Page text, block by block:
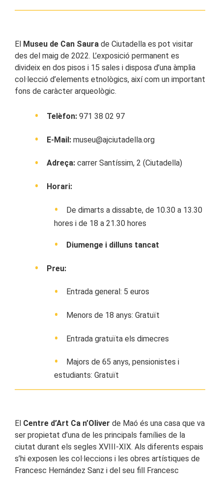
El Museu de Can Saura de Ciutadella es pot visitar
des del maig de 2022. L’exposició permanent es
divideix en dos pisos i 15 sales i disposa d’una àmplia
col·lecció d’elements etnològics, així com un important
fons de caràcter arqueològic.
Telèfon: 971 38 02 97
E-Mail: museu@ajciutadella.org
Adreça: carrer Santíssim, 2 (Ciutadella)
Horari:
De dimarts a dissabte, de 10.30 a 13.30
hores i de 18 a 21.30 hores
Diumenge i dilluns tancat
Preu:
Entrada general: 5 euros
Menors de 18 anys: Gratuït
Entrada gratuïta els dimecres
Majors de 65 anys, pensionistes i
estudiants: Gratuït
El Centre d’Art Ca n’Oliver de Maó és una casa que va
ser propietat d’una de les principals famílies de la
ciutat durant els segles XVIII-XIX. Als diferents espais
s’hi exposen les col·leccions i les obres artístiques de
Francesc Hernández Sanz i del seu fill Francesc